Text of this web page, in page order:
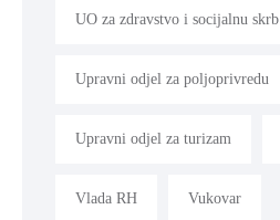
UO za zdravstvo i socijalnu skrb
Upravni odjel za poljoprivredu
Upravni odjel za turizam
Vlada RH Vukovar